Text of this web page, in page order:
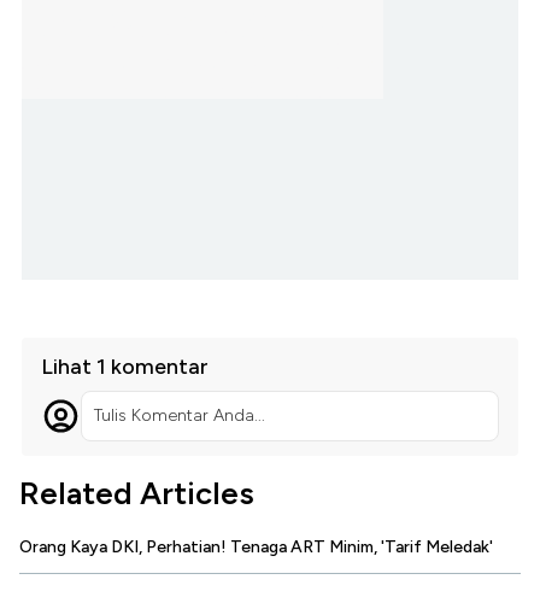
Lihat 1 komentar
Tulis Komentar Anda...
Related Articles
Orang Kaya DKI, Perhatian! Tenaga ART Minim, 'Tarif Meledak'